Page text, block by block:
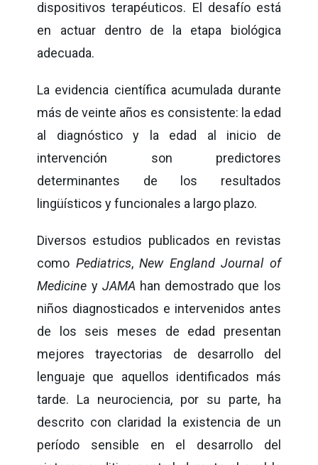
dispositivos terapéuticos. El desafío está
en actuar dentro de la etapa biológica
adecuada.
La evidencia científica acumulada durante
más de veinte años es consistente: la edad
al diagnóstico y la edad al inicio de
intervención son predictores
determinantes de los resultados
lingüísticos y funcionales a largo plazo.
Diversos estudios publicados en revistas
como Pediatrics,New England Journal of
Medicine y JAMA han demostrado que los
niños diagnosticados e intervenidos antes
de los seis meses de edad presentan
mejores trayectorias de desarrollo del
lenguaje que aquellos identificados más
tarde. La neurociencia, por su parte, ha
descrito con claridad la existencia de un
período
sensible en el
desarrollo del